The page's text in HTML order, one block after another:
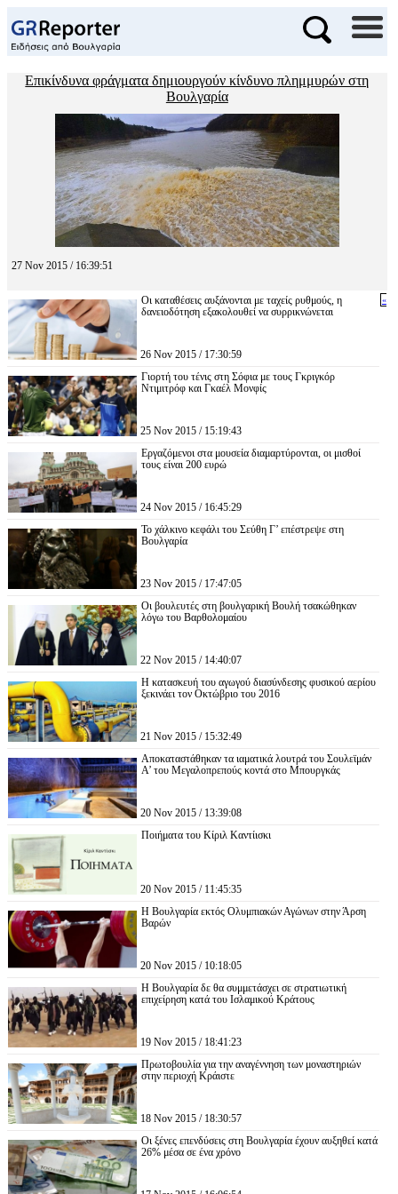
Επικίνδυνα φράγματα δημιουργούν κίνδυνο πλημμυρών στη
Βουλγαρία
27 Nov 2015 / 16:39:51
Οι καταθέσεις αυξάνονται με ταχείς ρυθμούς, η
δανειοδότηση εξακολουθεί να συρρικνώνεται
26 Nov 2015 / 17:30:59
Γιορτή του τένις στη Σόφια με τους Γκριγκόρ
Ντιμιτρόφ και Γκαέλ Μονφίς
25 Nov 2015 / 15:19:43
Εργαζόμενοι στα μουσεία διαμαρτύρονται, οι μισθοί
τους είναι 200 ευρώ
24 Nov 2015 / 16:45:29
Το χάλκινο κεφάλι του Σεύθη Γ’ επέστρεψε στη
Βουλγαρία
23 Nov 2015 / 17:47:05
Οι βουλευτές στη βουλγαρική Βουλή τσακώθηκαν
λόγω του Βαρθολομαίου
22 Nov 2015 / 14:40:07
Η κατασκευή του αγωγού διασύνδεσης φυσικού αερίου
ξεκινάει τον Οκτώβριο του 2016
21 Nov 2015 / 15:32:49
Αποκαταστάθηκαν τα ιαματικά λουτρά του Σουλεϊμάν
Α’ του Μεγαλοπρεπούς κοντά στο Μπουργκάς
20 Nov 2015 / 13:39:08
Ποιήματα του Κίριλ Καντίισκι
20 Nov 2015 / 11:45:35
Η Βουλγαρία εκτός Ολυμπιακών Αγώνων στην Άρση
Βαρών
20 Nov 2015 / 10:18:05
Η Βουλγαρία δε θα συμμετάσχει σε στρατιωτική
επιχείρηση κατά του Ισλαμικού Κράτους
19 Nov 2015 / 18:41:23
Πρωτοβουλία για την αναγέννηση των μοναστηριών
στην περιοχή Κράιστε
18 Nov 2015 / 18:30:57
Οι ξένες επενδύσεις στη Βουλγαρία έχουν αυξηθεί κατά
26% μέσα σε ένα χρόνο
«